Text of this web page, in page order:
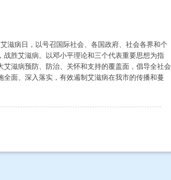
病日，以号召国际社会、各国政府、社会各界和个
胜艾滋病。以邓小平理论和三个代表重要思想为指
滋病预防、防治、关怀和支持的覆盖面，倡导全社会
面、深入落实，有效遏制艾滋病在我市的传播和蔓